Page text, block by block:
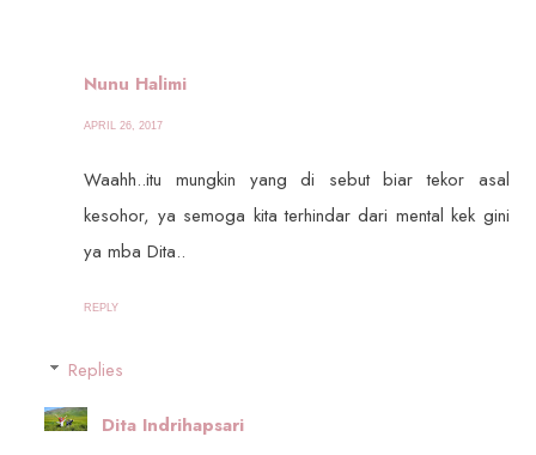
Nunu Halimi
APRIL 26, 2017
Waahh..itu mungkin yang di sebut biar tekor asal
kesohor, ya semoga kita terhindar dari mental kek gini
ya mba Dita..
REPLY
Replies
Dita Indrihapsari